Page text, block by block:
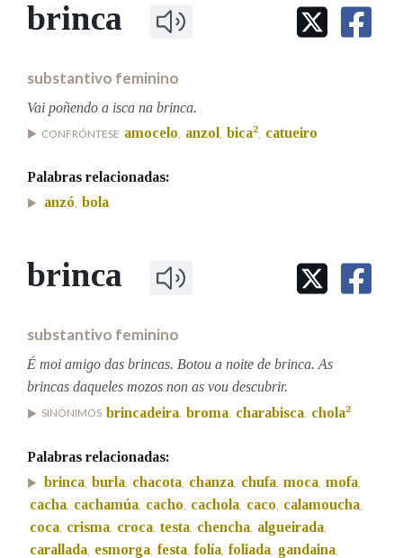
IDENTIDADE CORPORATIVA
MARCIAL DEL ADALID
FIGURAS HOMENAXEADAS
PRIMAVERA DAS LETRAS
PORTAL DAS PALABRAS
Facebook
TwitterYoutubeInstagramBluesky
BUSCAR NOS LEMAS
Remata por
Contén
BUSCAR NO CONTIDO
Nos exemplos
Na fraseoloxía
OUTRAS OPCIÓNS DE BUSCA
brinca
substantivo feminino
Vai poñendo a isca na brinca.
CONFRÓNTESE amocelo, anzol, bica2, catueiro
Palabras relacionadas:
anzó, bola
brinca
substantivo feminino
É moi amigo das brincas. Botou a noite de brinca. As
brincas daqueles mozos non as vou descubrir.
SINÓNIMOS brincadeira, broma, charabisca, chola2
Palabras relacionadas:
brinca burla chacota chanza chufa moca mofa
cacha cachamúa cacho cachola caco calamoucha
coca crisma croca testa chencha algueirada
carallada esmorga festa folía foliada gandaina